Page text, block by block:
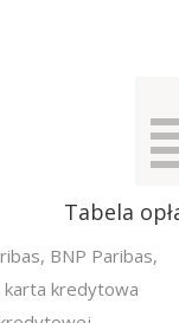
Tabela
, BNP Paribas,
karta kredytowa